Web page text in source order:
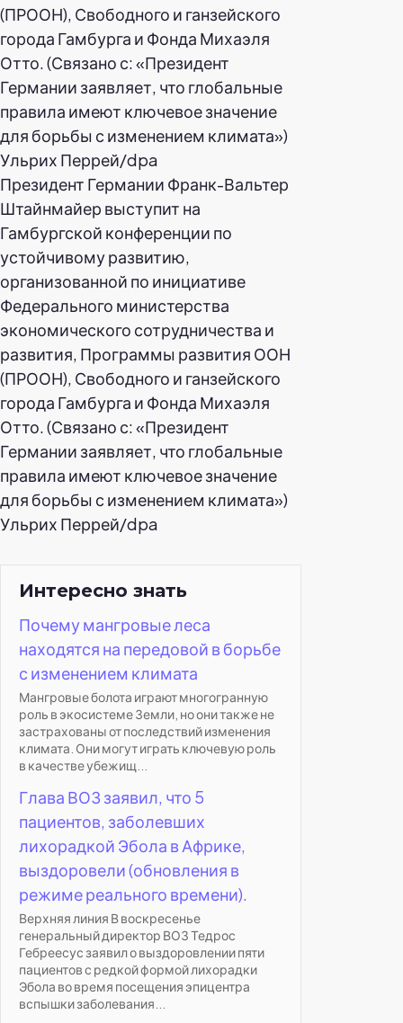
Президент Германии Франк-Вальтер
Штайнмайер выступит на
Гамбургской конференции по
устойчивому развитию,
организованной по инициативе
Федерального министерства
экономического сотрудничества и
развития, Программы развития ООН
(ПРООН), Свободного и ганзейского
города Гамбурга и Фонда Михаэля
Отто. (Связано с: «Президент
Германии заявляет, что глобальные
правила имеют ключевое значение
для борьбы с изменением климата»)
Ульрих Перрей/dpa
Интересно знать
Почему мангровые леса
находятся на передовой в борьбе
с изменением климата
Мангровые болота играют многогранную
роль в экосистеме Земли, но они также не
застрахованы от последствий изменения
климата. Они могут играть ключевую роль
в качестве убежищ...
Глава ВОЗ заявил, что 5
пациентов, заболевших
лихорадкой Эбола в Африке,
выздоровели (обновления в
режиме реального времени).
Верхняя линия В воскресенье
генеральный директор ВОЗ Тедрос
Гебреесус заявил о выздоровлении пяти
пациентов с редкой формой лихорадки
Эбола во время посещения эпицентра
вспышки заболевания...